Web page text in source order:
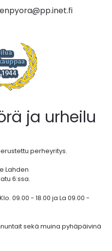
ja urheilu
perheyritys.
Lahden
6:ssa.
09.00 - 18.00 ja La 09.00 -
sekä muina pyhäpäivinä